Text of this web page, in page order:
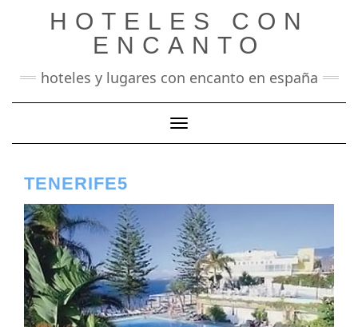
HOTELES CON
ENCANTO
hoteles y lugares con encanto en españa
Cambiar modo de navegación
TENERIFE5